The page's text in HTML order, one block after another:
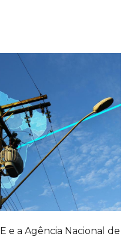
e a Agência Nacional de